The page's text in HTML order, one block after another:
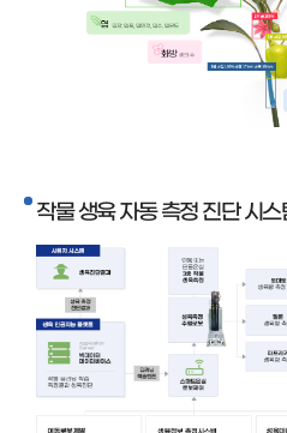
작물 생육 자동 측정 진단 시스